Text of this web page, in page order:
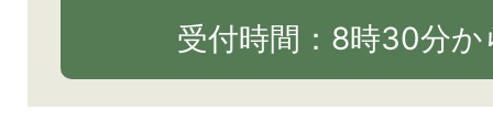
受付時間：8時30分